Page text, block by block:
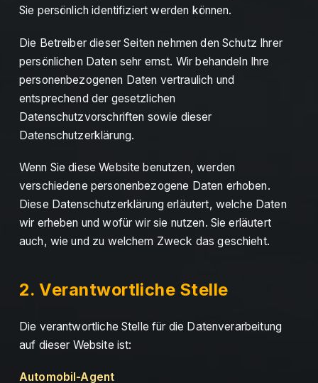
Sie persönlich identifiziert werden können.
Die Betreiber dieser Seiten nehmen den Schutz Ihrer
persönlichen Daten sehr ernst. Wir behandeln Ihre
personenbezogenen Daten vertraulich und
entsprechend der gesetzlichen
Datenschutzvorschriften sowie dieser
Datenschutzerklärung.
Wenn Sie diese Website benutzen, werden
verschiedene personenbezogene Daten erhoben.
Diese Datenschutzerklärung erläutert, welche Daten
wir erheben und wofür wir sie nutzen. Sie erläutert
auch, wie und zu welchem Zweck das geschieht.
2. Verantwortliche Stelle
Die verantwortliche Stelle für die Datenverarbeitung
auf dieser Website ist:
Automobil-Agent